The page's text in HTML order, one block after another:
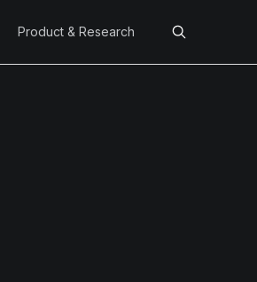
Product & Research